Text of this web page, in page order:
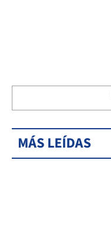
MÁS LEÍDAS